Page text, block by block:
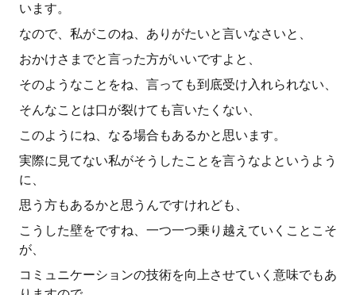
います。
なので、私がこのね、ありがたいと言いなさいと、
おかけさまでと言った方がいいですよと、
そのようなことをね、言っても到底受け入れられない、
そんなことは口が裂けても言いたくない、
このようにね、なる場合もあるかと思います。
実際に見てない私がそうしたことを言うなよというよう
に、
思う方もあるかと思うんですけれども、
こうした壁をですね、一つ一つ乗り越えていくことこそ
が、
コミュニケーションの技術を向上させていく意味でもあ